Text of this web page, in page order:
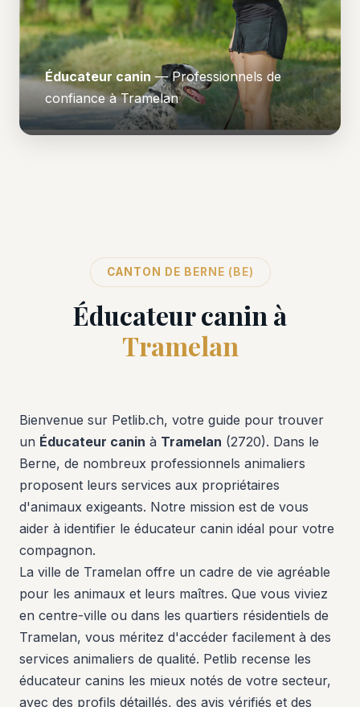
Éducateur canin — Professionnels de
confiance à Tramelan
CANTON DE BERNE (BE)
Éducateur canin à
Tramelan
Bienvenue sur Petlib.ch, votre guide pour trouver
un Éducateur canin à Tramelan (2720). Dans le
Berne, de nombreux professionnels animaliers
proposent leurs services aux propriétaires
d'animaux exigeants. Notre mission est de vous
aider à identifier le éducateur canin idéal pour votre
compagnon.
La ville de Tramelan offre un cadre de vie agréable
pour les animaux et leurs maîtres. Que vous viviez
en centre-ville ou dans les quartiers résidentiels de
Tramelan, vous méritez d'accéder facilement à des
services animaliers de qualité. Petlib recense les
éducateur canins les mieux notés de votre secteur,
avec des profils détaillés, des avis vérifiés et des